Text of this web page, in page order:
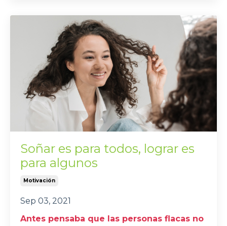
Soñar es para todos, lograr es
para algunos
Motivación
Sep 03, 2021
Antes pensaba que las personas flacas no